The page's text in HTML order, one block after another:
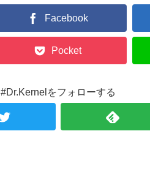
Facebook
Pocket
#Dr.Kernelをフォローする